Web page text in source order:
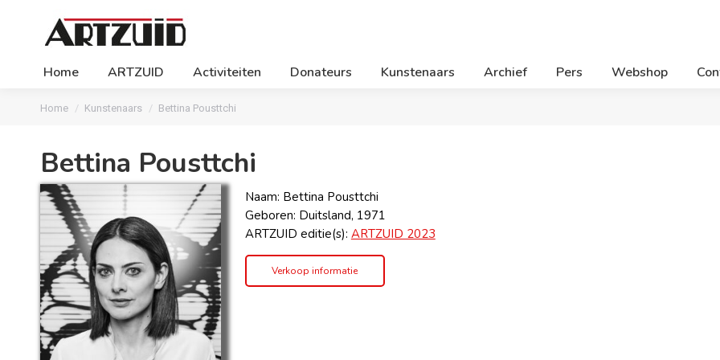
Home ARTZUID Activiteiten Donateurs Kunstenaars Archief Pers Webshop
Je bent hier:
Home Kunstenaars Bettina Pousttchi
Bettina Pousttchi
Naam: Bettina Pousttchi
Geboren: Duitsland, 1971
ARTZUID editie(s): ARTZUID 2023
Verkoop informatie